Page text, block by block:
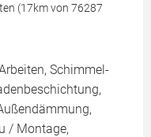
(17km von 76287
Schimmel-
/ Montage,